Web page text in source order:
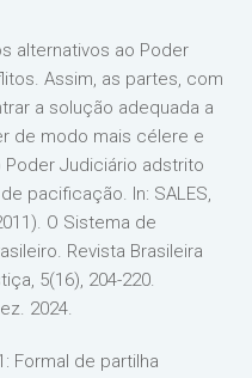
alternativos ao Poder
Assim, as partes, com
a solução adequada a
de modo mais célere e
Judiciário adstrito
pacificação. In: SALES,
O Sistema de
Revista Brasileira
5(16), 204-220.
2024.
Formal de partilha